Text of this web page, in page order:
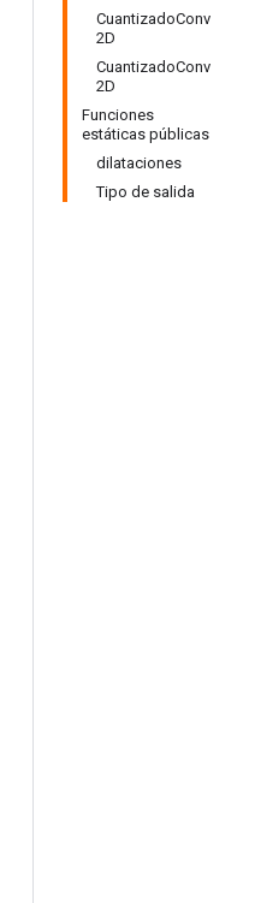
CuantizadoConv
2D
CuantizadoConv
2D
Funciones
estáticas públicas
dilataciones
Tipo de salida